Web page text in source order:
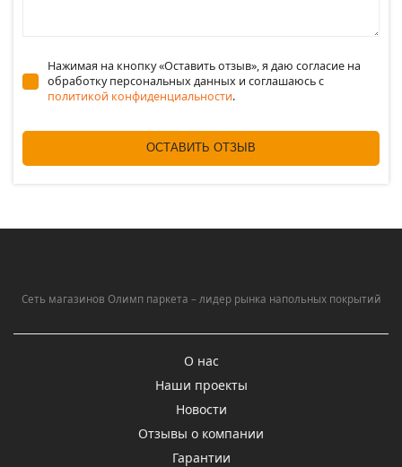
Нажимая на кнопку «Оставить отзыв», я даю согласие на
обработку персональных данных и соглашаюсь c
политикой конфиденциальности.
ОСТАВИТЬ ОТЗЫВ
Сеть магазинов Олимп паркета – лидер рынка напольных покрытий
О нас
Наши проекты
Новости
Отзывы о компании
Гарантии